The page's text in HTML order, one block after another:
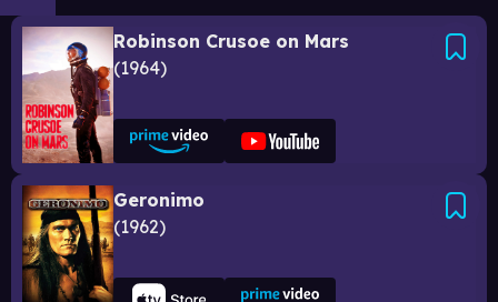
Robinson Crusoe on Mars
1964
Geronimo
1962